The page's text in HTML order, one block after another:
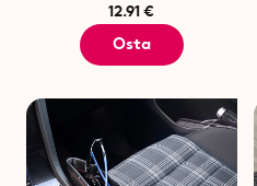
12.91 €
Osta